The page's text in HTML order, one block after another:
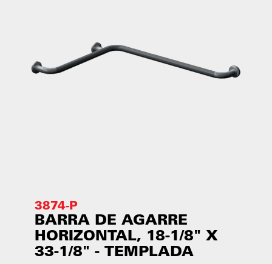
3874-P
BARRA DE AGARRE
HORIZONTAL, 18-1/8" X
33-1/8" - TEMPLADA